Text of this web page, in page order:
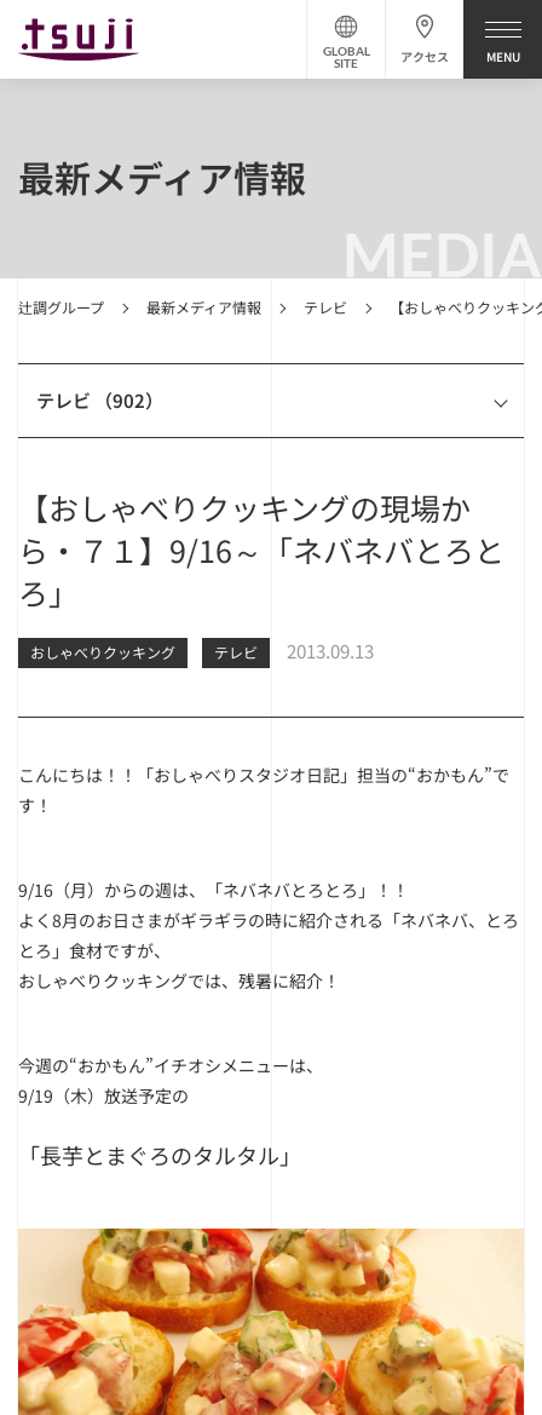
アクセス
GLOBAL
SITE
MEDIA
辻調グループ 最新メディア情報 テレビ 【おしゃべりクッキ
最新メディア情報
テレビ （902）
【おしゃべりクッキングの現場か
ら・７１】9/16～「ネバネバとろと
ろ」
おしゃべりクッキング テレビ 2013.09.13
こんにちは！！「おしゃべりスタジオ日記」担当の“おかもん”で
す！
9/16（月）からの週は、「ネバネバとろとろ」！！
よく8月のお日さまがギラギラの時に紹介される「ネバネバ、とろ
とろ」食材ですが、
おしゃべりクッキングでは、残暑に紹介！
今週の“おかもん”イチオシメニューは、
9/19（木）放送予定の
「長芋とまぐろのタルタル」